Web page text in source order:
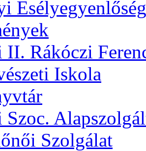
Rákóczi
Iskola
Szolgálat